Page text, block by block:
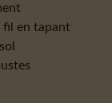
fil en tapant